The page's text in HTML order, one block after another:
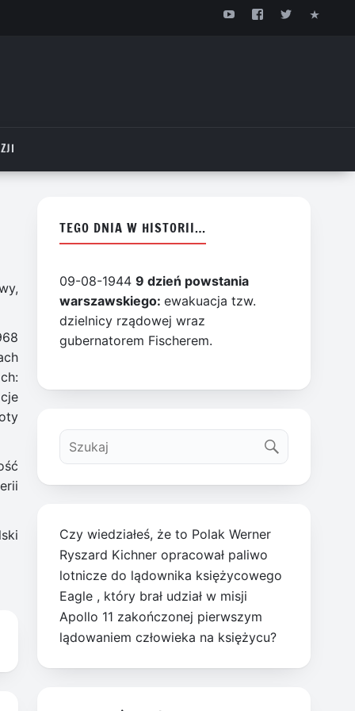
TEGO DNIA W HISTORII…
09-08-19449 dzień powstania
warszawskiego:ewakuacja tzw.
dzielnicy rządowej wraz
gubernatorem Fischerem.
Czy wiedziałeś, że to Polak Werner
Ryszard Kichner opracował paliwo
lotnicze do lądownika księżycowego
Eagle , który brał udział w misji
Apollo 11 zakończonej pierwszym
lądowaniem człowieka na księżycu?